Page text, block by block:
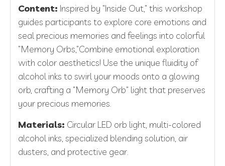
Content: Inspired by "Inside Out," this workshop
guides participants to explore core emotions and
seal precious memories and feelings into colorful
"Memory Orbs,"Combine emotional exploration
with color aesthetics! Use the unique fluidity of
alcohol inks to swirl your moods onto a glowing
orb, crafting a "Memory Orb" light that preserves
your precious memories.
Materials: Circular LED orb light, multi-colored
alcohol inks, specialized blending solution, air
dusters, and protective gear.